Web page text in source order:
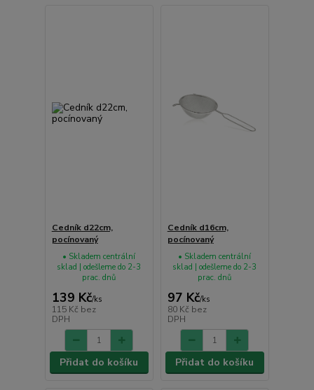
Cedník d22cm,
pocínovaný
139 Kč/ks
115 Kč bez
DPH
• Skladem centrální
sklad | odešleme do 2-3
prac. dnů
Přidat do košíku
Cedník d16cm,
pocínovaný
97 Kč/ks
80 Kč bez
DPH
• Skladem centrální
sklad | odešleme do 2-3
prac. dnů
Přidat do košíku